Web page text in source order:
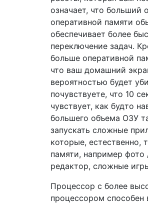
означает, что больший
оперативной памяти
обеспечивает более
переключение задач.
больше оперативной
что ваш домашний
вероятностью будет
почувствуете, что 10
чувствует, как будто
большего объема ОЗУ
запускать сложные
которые, естественно,
памяти, например фото
редактор, сложные
Процессор с более
процессором способен